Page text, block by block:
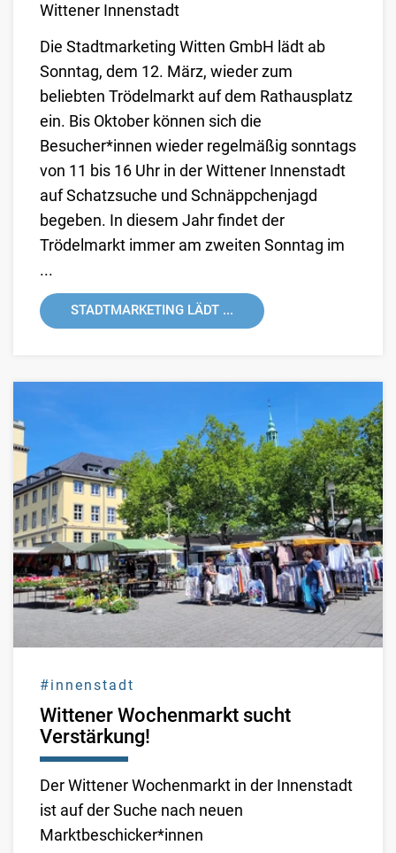
Wittener Innenstadt
Die Stadtmarketing Witten GmbH lädt ab
Sonntag, dem 12. März, wieder zum
beliebten Trödelmarkt auf dem Rathausplatz
ein. Bis Oktober können sich die
Besucher*innen wieder regelmäßig sonntags
von 11 bis 16 Uhr in der Wittener Innenstadt
auf Schatzsuche und Schnäppchenjagd
begeben. In diesem Jahr findet der
Trödelmarkt immer am zweiten Sonntag im
...
STADTMARKETING LÄDT ...
#innenstadt
Wittener Wochenmarkt sucht
Verstärkung!
Der Wittener Wochenmarkt in der Innenstadt
ist auf der Suche nach neuen
Marktbeschicker*innen